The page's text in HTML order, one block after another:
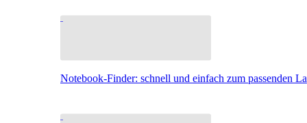
Notebook-Finder: schnell und einfach zum passenden